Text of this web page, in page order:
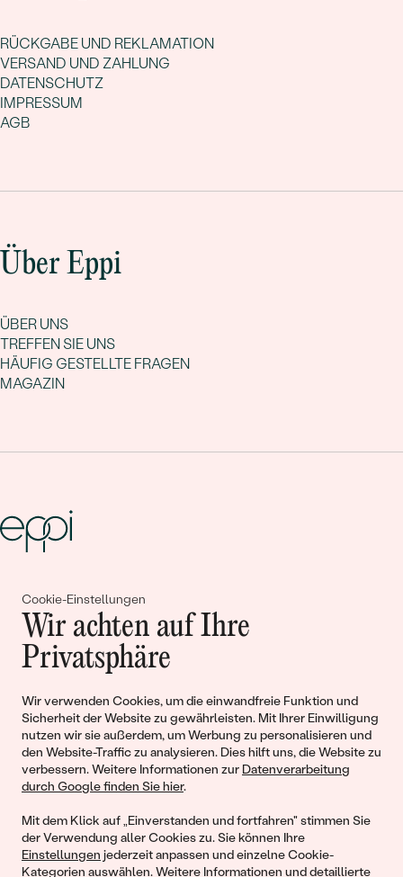
Cookie-Einstellungen
Wir achten auf Ihre
Privatsphäre
Wir verwenden Cookies, um die einwandfreie Funktion und
Sicherheit der Website zu gewährleisten. Mit Ihrer Einwilligung
nutzen wir sie außerdem, um Werbung zu personalisieren und
den Website-Traffic zu analysieren. Dies hilft uns, die Website zu
verbessern. Weitere Informationen zur Datenverarbeitung
durch Google finden Sie hier.
Mit dem Klick auf „Einverstanden und fortfahren" stimmen Sie
der Verwendung aller Cookies zu. Sie können Ihre
Einstellungen jederzeit anpassen und einzelne Cookie-
Kategorien auswählen. Weitere Informationen und detaillierte
RÜCKGABE UND REKLAMATION
VERSAND UND ZAHLUNG
DATENSCHUTZ
IMPRESSUM
AGB
Über Eppi
ÜBER UNS
TREFFEN SIE UNS
HÄUFIG GESTELLTE FRAGEN
MAGAZIN
Gemeinsam erschaffen wir
Geschichten von Schönheit und
Liebe
Begleiten Sie uns!